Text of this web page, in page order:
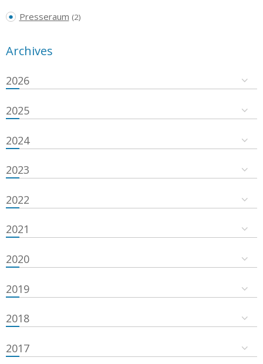
Presseraum (2)
Archives
2026
2025
2024
2023
2022
2021
2020
2019
2018
2017